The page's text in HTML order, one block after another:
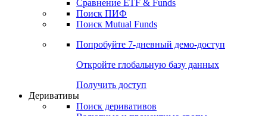
Получить доступ
ETF & Funds
Поиск ETF & Funds
Сравнение ETF & Funds
Поиск ПИФ
Поиск Mutual Funds
Попробуйте7-дневный
Откройте глобальную базу данных